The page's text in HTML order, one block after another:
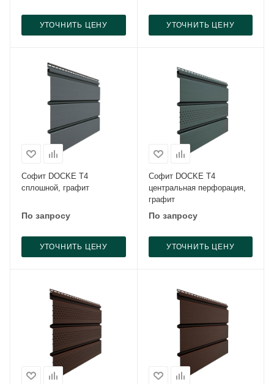
УТОЧНИТЬ ЦЕНУ УТОЧНИТЬ ЦЕНУ
Софит DOCKE Т4
сплошной, графит
По запросу
УТОЧНИТЬ ЦЕНУ
Софит DOCKE Т4
центральная перфорация,
графит
По запросу
УТОЧНИТЬ ЦЕНУ